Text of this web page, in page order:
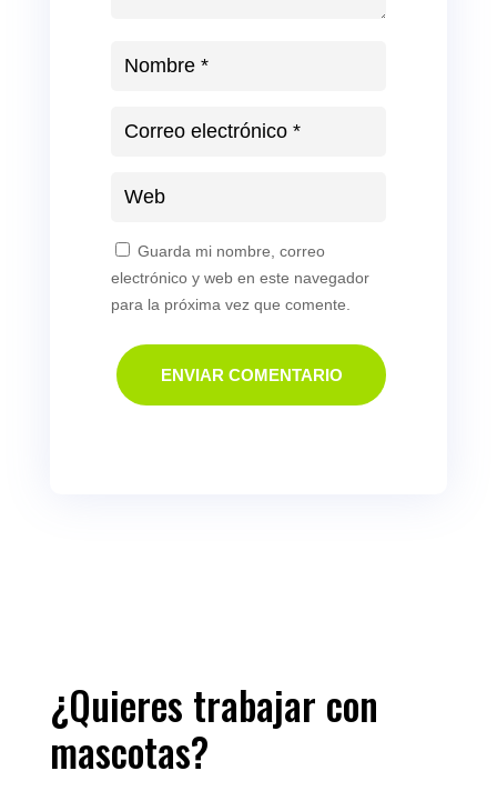
Guarda mi nombre, correo
electrónico y web en este navegador
para la próxima vez que comente.
ENVIAR COMENTARIO
¿Quieres trabajar con
mascotas?